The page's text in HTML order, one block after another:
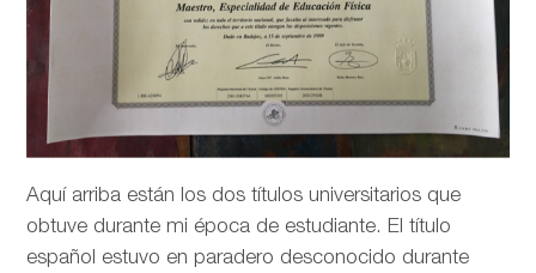
Aquí arriba están los dos títulos universitarios que
obtuve durante mi época de estudiante. El título
español estuvo en paradero desconocido durante